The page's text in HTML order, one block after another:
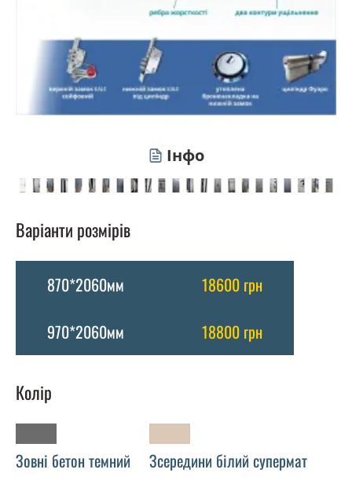
Інфо
Варіанти розмірів
870*2060мм
18600 грн
970*2060мм
18800 грн
Колір
Зовні бетон темний Зсередини білий супермат